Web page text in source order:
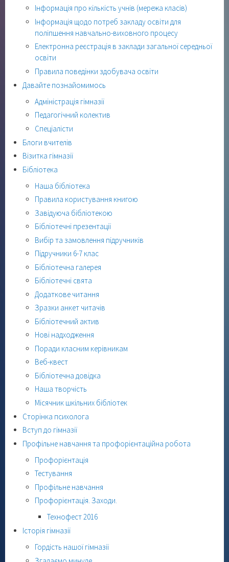
Інформація про кількість учнів (мережа класів)
Інформація щодо потреб закладу освіти для
поліпшення навчально-виховного процесу
Електронна реєстрація в заклади загальної середньої
освіти
Правила поведінки здобувача освіти
Давайте познайомимось
Адміністрація гімназії
Педагогічний колектив
Спеціалісти
Блоги вчителів
Візитка гімназії
Бібліотека
Наша бібліотека
Правила користування книгою
Завідуюча бібліотекою
Бібліотечні презентації
Вибір та замовлення підручників
Підручники 6-7 клас
Бібліотечна галерея
Бібліотечні свята
Додаткове читання
Зразки анкет читачів
Бібліотечний актив
Нові надходження
Поради класним керівникам
Веб-квест
Бібліотечна довідка
Наша творчість
Місячник шкільних бібліотек
Сторінка психолога
Вступ до гімназії
Профільне навчання та профорієнтаційна робота
Профорієнтація
Тестування
Профільне навчання
Профорієнтація. Заходи.
Технофест 2016
Історія гімназії
Гордість нашої гімназії